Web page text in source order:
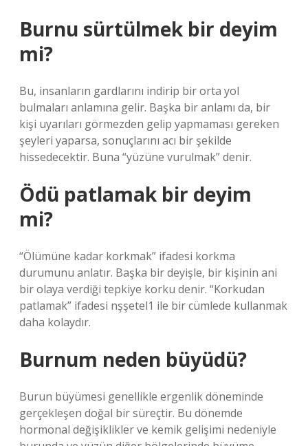
Burnu sürtülmek bir deyim
mi?
Bu, insanların gardlarını indirip bir orta yol
bulmaları anlamına gelir. Başka bir anlamı da, bir
kişi uyarıları görmezden gelip yapmaması gereken
şeyleri yaparsa, sonuçlarını acı bir şekilde
hissedecektir. Buna “yüzüne vurulmak” denir.
Ödü patlamak bir deyim
mi?
“Ölümüne kadar korkmak” ifadesi korkma
durumunu anlatır. Başka bir deyişle, bir kişinin ani
bir olaya verdiği tepkiye korku denir. “Korkudan
patlamak” ifadesi nşşetel1 ile bir cümlede kullanmak
daha kolaydır.
Burnum neden büyüdü?
Burun büyümesi genellikle ergenlik döneminde
gerçekleşen doğal bir süreçtir. Bu dönemde
hormonal değişiklikler ve kemik gelişimi nedeniyle